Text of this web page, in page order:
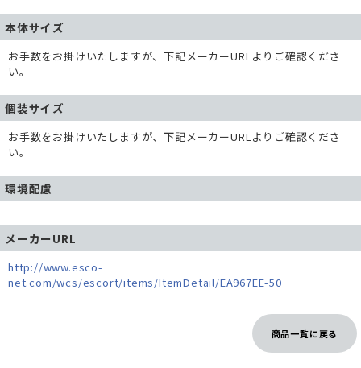
本体サイズ
お手数をお掛けいたしますが、下記メーカーURLよりご確認くださ
い。
個装サイズ
お手数をお掛けいたしますが、下記メーカーURLよりご確認くださ
い。
環境配慮
メーカーURL
http://www.esco-
net.com/wcs/escort/items/ItemDetail/EA967EE-50
商品一覧に戻る